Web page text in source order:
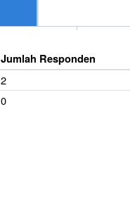
Jumlah Responden
2
0